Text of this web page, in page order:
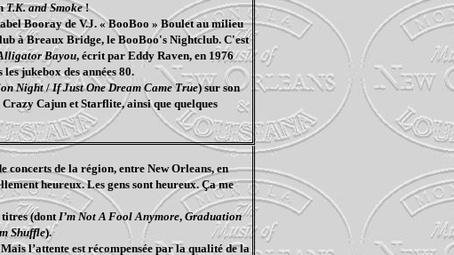
T.K. and Smoke!
Booray de V.J. « BooBoo » Boulet au milieu
à Breaux Bridge, le BooBoo's Nightclub. C'est
Bayou, écrit par Eddy Raven, en 1976
jukebox des années 80.
Night/If Just One Dream Came True) sur son
Cajun et Starflite, ainsi que quelques
de la région, entre New Orleans, en
heureux. Les gens sont heureux. Ça me
titres (dontI’m Not A Fool Anymore,Graduation
Shuffle).
l’attente est récompensée par la qualité de la